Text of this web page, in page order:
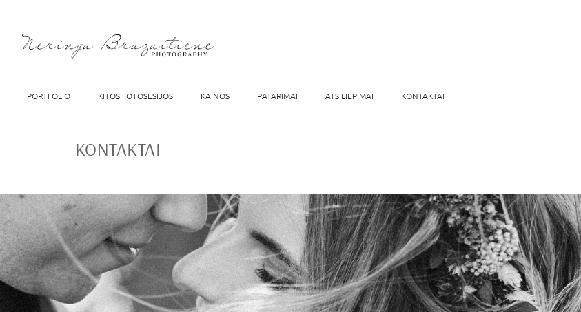
PORTFOLIO KITOS FOTOSESIJOS KAINOS PATARIMAI ATSILIEPIMAI KONTAKTAI
KONTAKTAI